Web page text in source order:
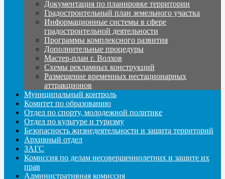
Документация по планировке территории
Градостроительный план земельного участка
Информационные системы в сфере
градостроительной деятельности
Программы комплексного развития
Дополнительные процедуры
Мастер-план г. Волхов
Схемы рекламных конструкций
Размещение временных нестационарных
аттракционов
Муниципальный контроль
Комитет по образованию
Отдел по спорту, молодежной политике
Отдел по культуре и туризму
Безопасность жизнедеятельности и защита территорий
Архивный отдел
ЗАГС
Комиссия по делам несовершеннолетних и защите их
прав
Административная комиссия